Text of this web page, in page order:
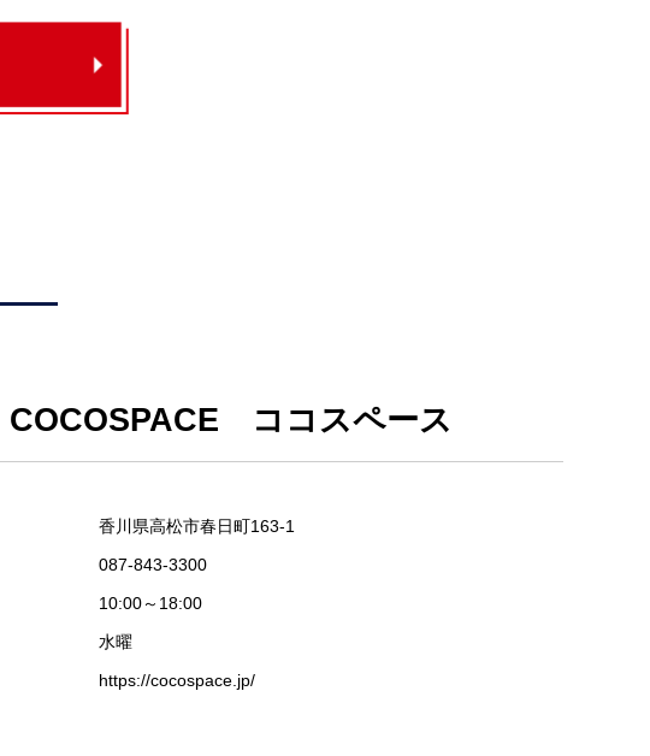
COCOSPACE ココスペース
香川県高松市春日町163-1
087-843-3300
10:00～18:00
水曜
https://cocospace.jp/